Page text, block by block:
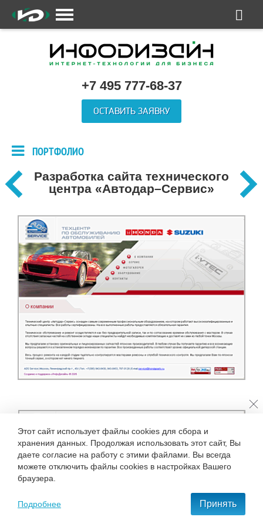
+7 495 777-68-37
ОСТАВИТЬ ЗАЯВКУ
ПОРТФОЛИО
Разработка сайта технического
центра «Автодар–Сервис»
Этот сайт использует файлы cookies для сбора и
хранения данных. Продолжая использовать этот сайт, Вы
даете согласие на работу с этими файлами. Вы всегда
можете отключить файлы cookies в настройках Вашего
браузера.
Подробнее Принять